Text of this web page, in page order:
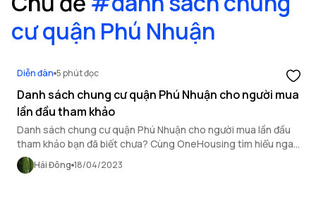
cư quận Phú Nhuận
Diễn đàn 5 phút đọc
Danh sách chung cư quận Phú Nhuận cho người mua
lần đầu tham khảo
Danh sách chung cư quận Phú Nhuận cho người mua lần đầu
tham khảo bạn đã biết chưa? Cùng OneHousing tìm hiểu ngay
dưới bài viết sau đây!
Hải Đông 18/04/2023